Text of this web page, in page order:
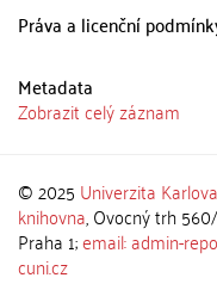
Práva a licenční
Metadata
Zobrazit celý záznam
© 2025 Univerzita Karlova
knihovna, Ovocný trh
Praha 1;email: admin-
cuni.cz